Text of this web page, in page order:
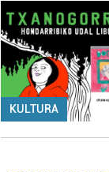
KULTURA